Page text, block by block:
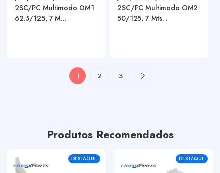
2SC/PC Multimodo OM1
62.5/125, 7 M...
2SC/PC Multimodo OM2
50/125, 7 Mts...
1 2 3
Produtos Recomendados
DESTAQUE DESTAQUE